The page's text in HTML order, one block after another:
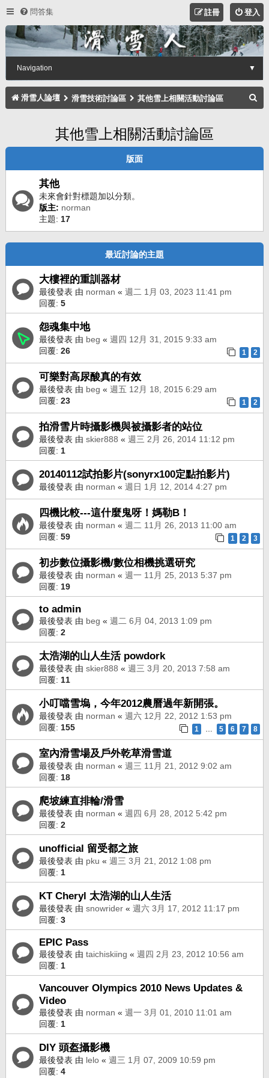
問答集 登入
註冊
Navigation ▼
滑雪人論壇 滑雪技術討論區 其他雪上相關活動討論區
其他雪上相關活動討論區
版面
其他
未來會針對標題加以分類。
版主: norman
主題: 17
最近討論的主題
大樓裡的重訓器材
最後發表 由 norman « 週二 1月 03, 2023 11:41 pm
回覆: 5
怨魂集中地
最後發表 由 beg « 週四 12月 31, 2015 9:33 am
回覆: 26 1 2
可樂對高尿酸真的有效
最後發表 由 beg « 週五 12月 18, 2015 6:29 am
回覆: 23 1 2
拍滑雪片時攝影機與被攝影者的站位
最後發表 由 skier888 « 週三 2月 26, 2014 11:12 pm
回覆: 1
20140112試拍影片(sonyrx100定點拍影片)
最後發表 由 norman « 週日 1月 12, 2014 4:27 pm
四機比較---這什麼鬼呀！媽勒B！
最後發表 由 norman « 週二 11月 26, 2013 11:00 am
回覆: 59 1 2 3
初步數位攝影機/數位相機挑選研究
最後發表 由 norman « 週一 11月 25, 2013 5:37 pm
回覆: 19
to admin
最後發表 由 beg « 週二 6月 04, 2013 1:09 pm
回覆: 2
太浩湖的山人生活 powdork
最後發表 由 skier888 « 週三 3月 20, 2013 7:58 am
回覆: 11
小叮噹雪塢，今年2012農曆過年新開張。
最後發表 由 norman « 週六 12月 22, 2012 1:53 pm
回覆: 155 1 … 5 6 7 8
室內滑雪場及戶外乾草滑雪道
最後發表 由 norman « 週三 11月 21, 2012 9:02 am
回覆: 18
爬坡練直排輪/滑雪
最後發表 由 norman « 週四 6月 28, 2012 5:42 pm
回覆: 2
unofficial 留受都之旅
最後發表 由 pku « 週三 3月 21, 2012 1:08 pm
回覆: 1
KT Cheryl 太浩湖的山人生活
最後發表 由 snowrider « 週六 3月 17, 2012 11:17 pm
回覆: 3
EPIC Pass
最後發表 由 taichiskiing « 週四 2月 23, 2012 10:56 am
回覆: 1
Vancouver Olympics 2010 News Updates &
Video
最後發表 由 norman « 週一 3月 01, 2010 11:01 am
回覆: 1
DIY 頭盔攝影機
最後發表 由 lelo « 週三 1月 07, 2009 10:59 pm
回覆: 4